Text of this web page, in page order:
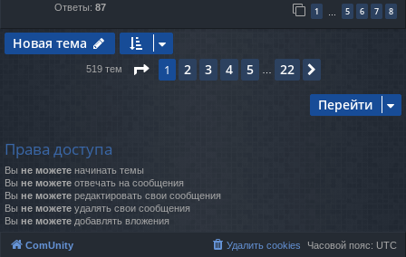
Ответы: 87 1 5 6 7 8
Новая тема
519 тем Страница из 22
1 2 3 4 5 22
Перейти
Права доступа
Вы не можете начинать темы
Вы не можете отвечать на сообщения
Вы не можете редактировать свои сообщения
Вы не можете удалять свои сообщения
Вы не можете добавлять вложения
ComUnity Часовой пояс: UTC
Удалить cookies